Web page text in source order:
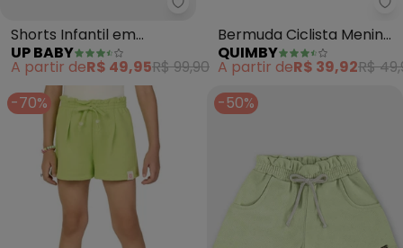
Up Baby - Shorts Infantil em
Shorts Infantil em
Moletom sem Felpa
(Verde)
UP BABY
A partir deR$ 49,95R$ 99,90
Bermuda Ciclista Menina
(Verde)
QUIMBY
A partir deR$ 39,92R$
-70%
-50%